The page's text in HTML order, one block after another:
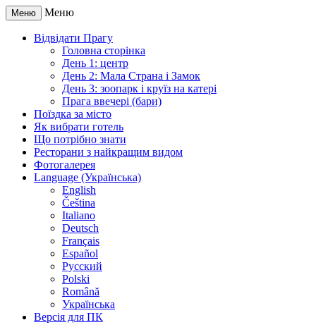
Меню Меню
Відвідати Прагу
Головна сторінка
День 1: центр
День 2: Мала Страна і Замок
День 3: зоопарк і круїз на катері
Прага ввечері (бари)
Поїздка за місто
Як вибрати готель
Що потрібно знати
Ресторани з найкращим видом
Фотогалерея
Language (Українська)
English
Čeština
Italiano
Deutsch
Français
Español
Русский
Polski
Română
Українська
Версія для ПК